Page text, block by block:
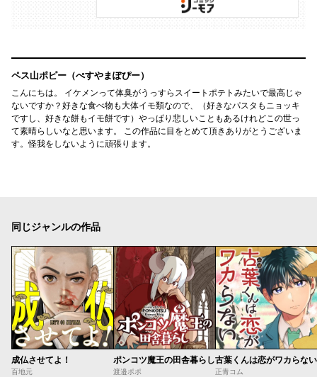
ペス山ポピー（ぺすやまぽぴー）
こんにちは。 イケメンって体臭がうっすらスイートポテトみたいで最高じゃ
ないですか？好きな食べ物も大体イモ類なので、（好きなパスタもニョッキ
ですし、好きな餅もイモ餅です）やっぱり悲しいこともあるけれどこの世っ
て素晴らしいなと思います。 この作品に目をとめて頂きありがとうございま
す。怪我をしないように頑張ります。
同じジャンルの作品
成仏させてよ！
百地元
ポンコツ魔王の田舎暮らし
渡邉ポポ
古葉くんは恋がワカらない
正青コム